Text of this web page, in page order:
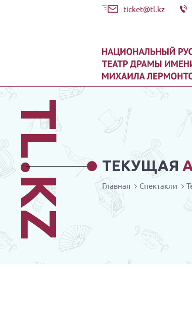
ticket@tl.kz
ТЕКУЩАЯ
TL.KZ Главная Спектакли